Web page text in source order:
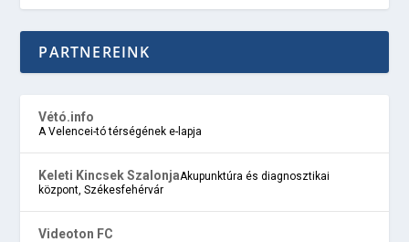
PARTNEREINK
Vétó.info
A Velencei-tó térségének e-lapja
Keleti Kincsek SzalonjaAkupunktúra és diagnosztikai
központ, Székesfehérvár
Videoton FC